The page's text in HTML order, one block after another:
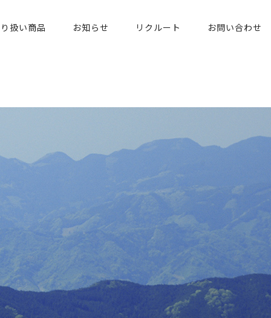
扱い商品 お知らせ リクルート お問い合わせ